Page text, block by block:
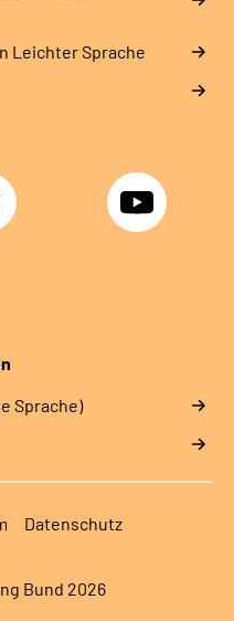
Leichter Sprache
YouTube
Sprache)
Datenschutz
Bund 2026